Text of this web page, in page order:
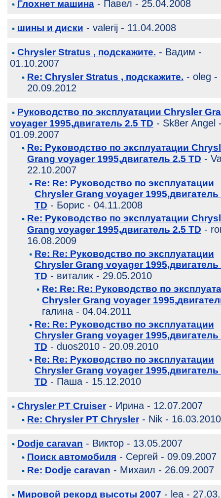
Глохнет машина - Павел - 25.04.2008
шины и диски - valerij - 11.04.2008
Chrysler Stratus , подскажите. - Вадим -
01.10.2007
Re: Chrysler Stratus , подскажите. - oleg -
20.09.2012
Руководство по эксплуатации Chrysler
voyager 1995,двигатель 2.5 TD - Sk8er Angel
01.09.2007
Re: Руководство по эксплуатации
Grang voyager 1995,двигатель 2.5 TD -
22.10.2007
Re: Re: Руководство по эксплуатации
Chrysler Grang voyager 1995,двигатель
TD - Борис - 04.11.2008
Re: Руководство по эксплуатации
Grang voyager 1995,двигатель 2.5 TD -
16.08.2009
Re: Re: Руководство по эксплуатации
Chrysler Grang voyager 1995,двигатель
TD - виталик - 29.05.2010
Re: Re: Re: Руководство по
Chrysler Grang voyager
галина - 04.04.2011
Re: Re: Руководство по эксплуатации
Chrysler Grang voyager 1995,двигатель
TD - duos2010 - 20.09.2010
Re: Re: Руководство по эксплуатации
Chrysler Grang voyager 1995,двигатель
TD - Паша - 15.12.2010
Chrysler PT Cruiser- Ирина - 12.07.2007
Re: Chrysler PT Chrysler- Nik - 16.03.2010
Dodje caravan - Виктор - 13.05.2007
Поиск автомобиля - Сергей - 09.09.2007
Re: Dodje caravan - Михаил - 26.09.2007
Мировой рекорд высоты 2007 - lea -